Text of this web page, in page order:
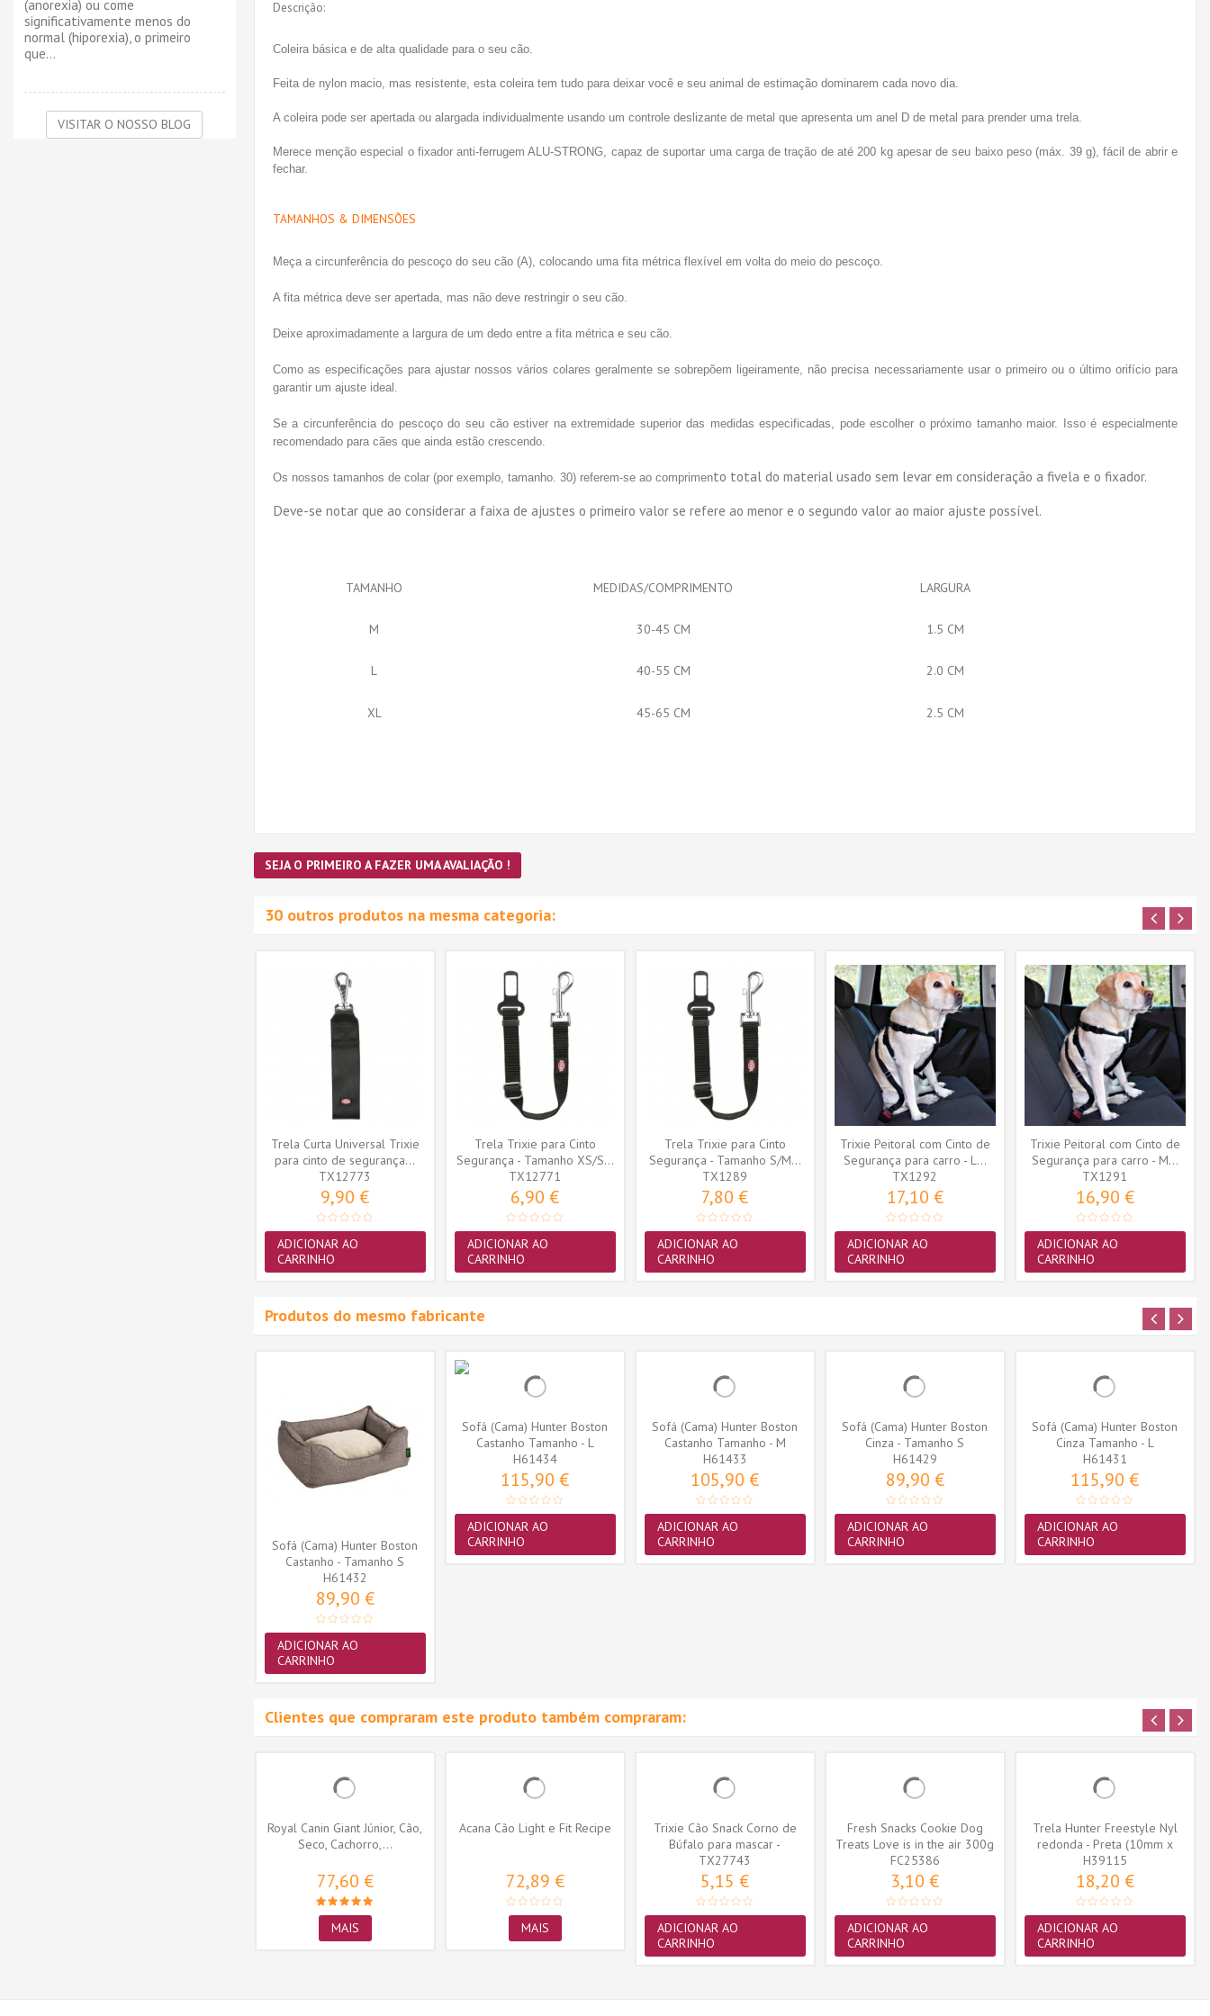
Descrição:
Coleira básica e de alta qualidade para o seu cão.
Feita de nylon macio, mas resistente, esta coleira tem tudo para deixar você e seu animal de estimação dominarem cada novo dia.
A coleira pode ser apertada ou alargada individualmente usando um controle deslizante de metal que apresenta um anel D de metal para prender uma trela.
Merece menção especial o fixador anti-ferrugem ALU-STRONG, capaz de suportar uma carga de tração de até 200 kg apesar de seu baixo peso (máx. 39 g), fácil de abrir e
fechar.
TAMANHOS & DIMENSÕES
Meça a circunferência do pescoço do seu cão (A), colocando uma fita métrica flexível em volta do meio do pescoço.
A fita métrica deve ser apertada, mas não deve restringir o seu cão.
Deixe aproximadamente a largura de um dedo entre a fita métrica e seu cão.
Como as especificações para ajustar nossos vários colares geralmente se sobrepõem ligeiramente, não precisa necessariamente usar o primeiro ou o último orifício para
garantir um ajuste ideal.
Se a circunferência do pescoço do seu cão estiver na extremidade superior das medidas especificadas, pode escolher o próximo tamanho maior. Isso é especialmente
recomendado para cães que ainda estão crescendo.
Os nossos tamanhos de colar (por exemplo, tamanho. 30) referem-se ao comprimento total do material usado sem levar em consideração a fivela e o fixador.
Deve-se notar que ao considerar a faixa de ajustes o primeiro valor se refere ao menor e o segundo valor ao maior ajuste possível.
TAMANHO MEDIDAS/COMPRIMENTO LARGURA
M 30-45 CM 1.5 CM
L 40-55 CM 2.0 CM
XL 45-65 CM 2.5 CM
SEJA O PRIMEIRO A FAZER UMA AVALIAÇÃO !
30 outros produtos na mesma categoria:
Trela Curta Universal Trixie
para cinto de segurança...
TX12773
9,90 €
ADICIONAR AO
CARRINHO
Trela Trixie para Cinto
Segurança - Tamanho XS/S...
TX12771
6,90 €
ADICIONAR AO
CARRINHO
Trela Trixie para Cinto
Segurança - Tamanho S/M...
TX1289
7,80 €
ADICIONAR AO
CARRINHO
Trixie Peitoral com Cinto de
Segurança para carro - L...
TX1292
17,10 €
ADICIONAR AO
CARRINHO
Trixie Peitoral com Cinto de
Segurança para carro - M...
TX1291
16,90 €
ADICIONAR AO
CARRINHO
Produtos do mesmo fabricante
Sofá (Cama) Hunter Boston
Castanho - Tamanho S
H61432
89,90 €
ADICIONAR AO
CARRINHO
Sofá (Cama) Hunter Boston
Castanho Tamanho - L
H61434
115,90 €
ADICIONAR AO
CARRINHO
Sofá (Cama) Hunter Boston
Castanho Tamanho - M
H61433
105,90 €
ADICIONAR AO
CARRINHO
Sofá (Cama) Hunter Boston
Cinza - Tamanho S
H61429
89,90 €
ADICIONAR AO
CARRINHO
Sofá (Cama) Hunter Boston
Cinza Tamanho - L
H61431
115,90 €
ADICIONAR AO
CARRINHO
Clientes que compraram este produto também compraram:
Royal Canin Giant Júnior, Cão,
Seco, Cachorro,...
77,60 €
MAIS
Acana Cão Light e Fit Recipe
72,89 €
MAIS
Trixie Cão Snack Corno de
Búfalo para mascar -
Grande...
TX27743
5,15 €
ADICIONAR AO
CARRINHO
Fresh Snacks Cookie Dog
Treats Love is in the air 300g
FC25386
3,10 €
ADICIONAR AO
CARRINHO
Trela Hunter Freestyle Nyl
redonda - Preta (10mm x
110cm)
H39115
18,20 €
ADICIONAR AO
CARRINHO
(anorexia) ou come
significativamente menos do
normal (hiporexia), o primeiro
que...
VISITAR O NOSSO BLOG